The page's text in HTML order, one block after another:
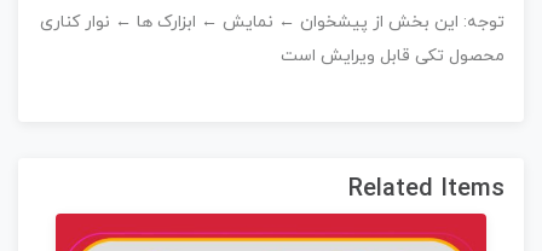
این بخش از پیشخوان ← نمایش ← ابزارک ها ← نوار کناری
تکی قابل ویرایش است
Related